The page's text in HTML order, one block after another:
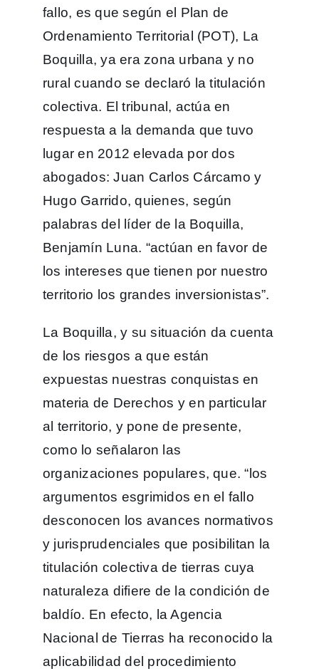
fallo, es que según el Plan de
Ordenamiento Territorial (POT), La
Boquilla, ya era zona urbana y no
rural cuando se declaró la titulación
colectiva. El tribunal, actúa en
respuesta a la demanda que tuvo
lugar en 2012 elevada por dos
abogados: Juan Carlos Cárcamo y
Hugo Garrido, quienes, según
palabras del líder de la Boquilla,
Benjamín Luna. “actúan en favor de
los intereses que tienen por nuestro
territorio los grandes inversionistas”.
La Boquilla, y su situación da cuenta
de los riesgos a que están
expuestas nuestras conquistas en
materia de Derechos y en particular
al territorio, y pone de presente,
como lo señalaron las
organizaciones populares, que. “los
argumentos esgrimidos en el fallo
desconocen los avances normativos
y jurisprudenciales que posibilitan la
titulación colectiva de tierras cuya
naturaleza difiere de la condición de
baldío. En efecto, la Agencia
Nacional de Tierras ha reconocido la
aplicabilidad del procedimiento